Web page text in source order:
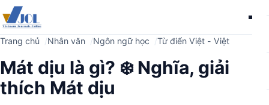
Trang chủ Nhân văn Ngôn ngữ học Từ điển Việt - Việt
Mát dịu là gì? ❄️ Nghĩa, giải
thích Mát dịu